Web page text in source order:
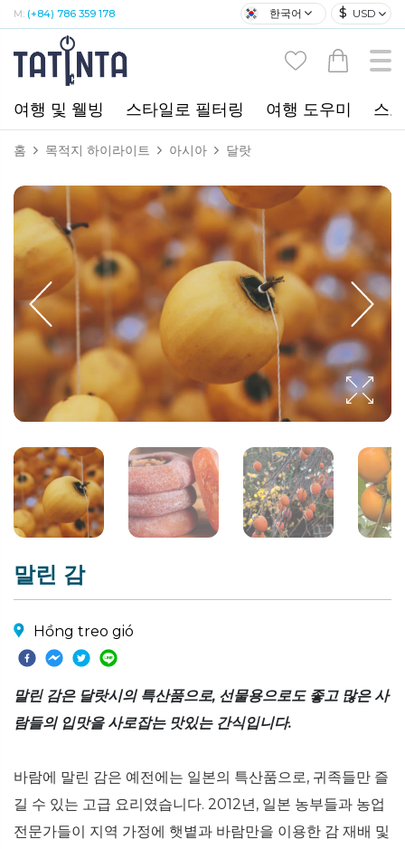
M: (+84) 786 359 178 한국어 $ USD
여행 및 웰빙 스타일로 필터링 여행 도우미 스
홈 목적지 하이라이트 아시아 달랏
말린 감
Hồng treo gió
말린 감은 달랏시의 특산품으로, 선물용으로도 좋고 많은 사
람들의 입맛을 사로잡는 맛있는 간식입니다.
바람에 말린 감은 예전에는 일본의 특산품으로, 귀족들만 즐
길 수 있는 고급 요리였습니다. 2012년, 일본 농부들과 농업
전문가들이 지역 가정에 햇볕과 바람만을 이용한 감 재배 및